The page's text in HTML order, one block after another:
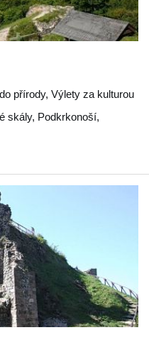
přírody, Výlety za kulturou
skály, Podkrkonoší,